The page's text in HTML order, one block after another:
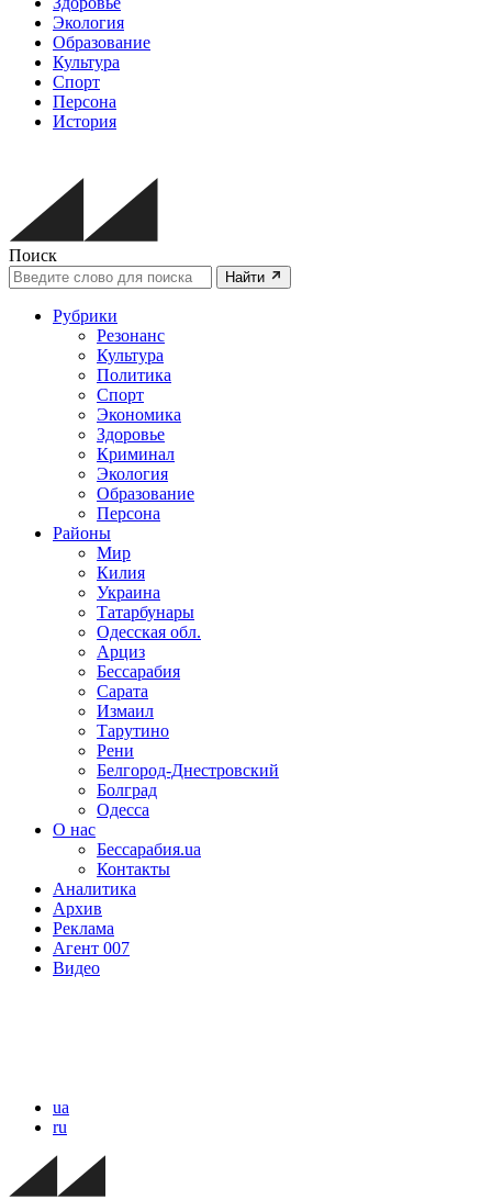
Экология
Образование
Культура
Спорт
Персона
История
Поиск
Найти
Рубрики
Резонанс
Культура
Политика
Спорт
Экономика
Здоровье
Криминал
Экология
Образование
Персона
Районы
Мир
Килия
Украина
Татарбунары
Одесская обл.
Арциз
Бессарабия
Сарата
Измаил
Тарутино
Рени
Белгород-Днестровский
Болград
Одесса
О нас
Бессарабия.ua
Контакты
Аналитика
Архив
Реклама
Агент 007
Видео
ua
ru